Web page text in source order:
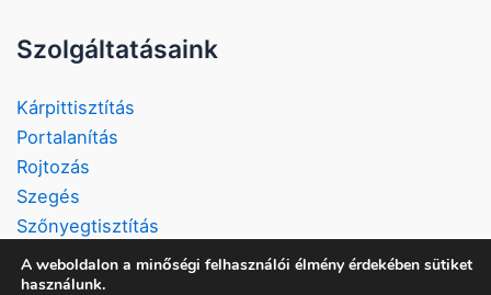
Szolgáltatásaink
Kárpittisztítás
Portalanítás
Rojtozás
Szegés
Szőnyegtisztítás
Vizeletkezelés
A weboldalon a minőségi felhasználói élmény érdekében sütiket
használunk.